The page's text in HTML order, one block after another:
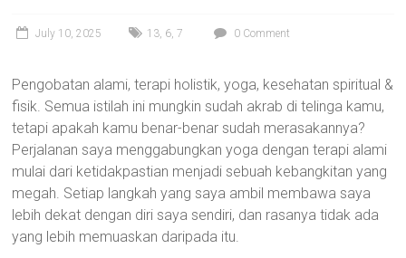
July 10, 2025 13, 6,7 0 Comment
Pengobatan alami, terapi holistik, yoga, kesehatan spiritual &
fisik. Semua istilah ini mungkin sudah akrab di telinga kamu,
tetapi apakah kamu benar-benar sudah merasakannya?
Perjalanan saya menggabungkan yoga dengan terapi alami
mulai dari ketidakpastian menjadi sebuah kebangkitan yang
megah. Setiap langkah yang saya ambil membawa saya
lebih dekat dengan diri saya sendiri, dan rasanya tidak ada
yang lebih memuaskan daripada itu.